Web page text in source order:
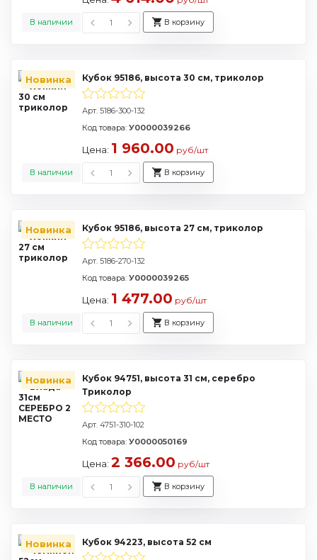
В наличии В корзину
Новинка Кубок 95186, высота 30 см, триколор
Арт. 5186-300-132
В наличии
Код товара: У0000039266
Цена: 1 960.00 руб/шт
В корзину
Новинка Кубок 95186, высота 27 см, триколор
Арт. 5186-270-132
В наличии
Код товара: У0000039265
Цена: 1 477.00 руб/шт
В корзину
Новинка
Кубок 94751, высота 31 см, серебро
Триколор
Арт. 4751-310-102
В наличии
Код товара: У0000050169
Цена: 2 366.00 руб/шт
В корзину
Новинка Кубок 94223, высота 52 см